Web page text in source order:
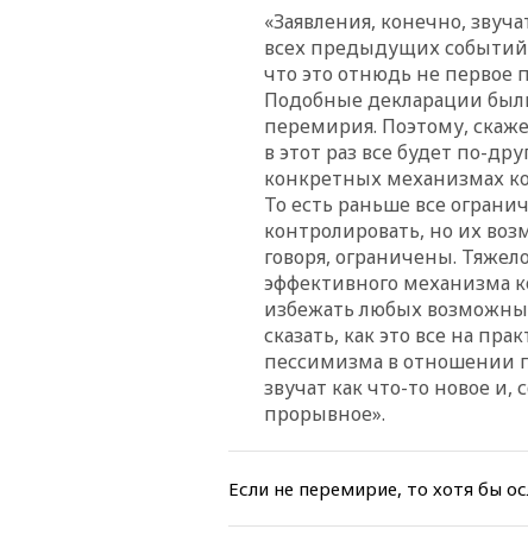
«Заявления, конечно,
всех предыдущих
что это отнюдь не первое
Подобные декларации
перемирия. Поэтому,
в этот раз все будет по-
конкретных механизмах
То есть раньше все
контролировать, но их
говоря, ограничены.
эффективного механизма
избежать любых
сказать, как это все на
пессимизма в отношении
звучат как что-то новое и,
прорывное».
Если не перемирие, то хотя бы